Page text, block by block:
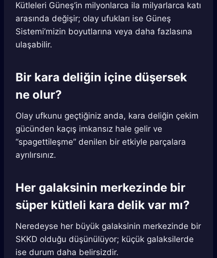
Kütleleri Güneş’in milyonlarca ila milyarlarca katı
arasında değişir; olay ufukları ise Güneş
Sistemi’mizin boyutlarına veya daha fazlasına
ulaşabilir.
Bir kara deliğin içine düşersek
ne olur?
Olay ufkunu geçtiğiniz anda, kara deliğin çekim
gücünden kaçış imkansız hale gelir ve
“spagettileşme” denilen bir etkiyle parçalara
ayrılırsınız.
Her galaksinin merkezinde bir
süper kütleli kara delik var mı?
Neredeyse her büyük galaksinin merkezinde bir
SKKD olduğu düşünülüyor; küçük galaksilerde
ise durum daha belirsizdir.